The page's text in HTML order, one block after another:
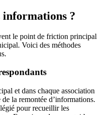
informations ?
le point de friction principal
Voici des méthodes
et dans chaque association
la remontée d’informations.
pour recueillir les